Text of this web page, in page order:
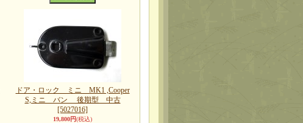
ドア・ロック ミニ MK1 ,Cooper
S,ミニ バン 後期型 中古
[5027016]
19,800円(税込)